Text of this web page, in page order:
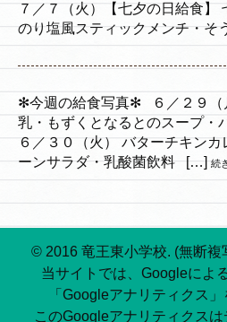
７／７（火）【七夕の日給食】
のり塩風スティックメンチ・そ
✻今週の給食写真✻ ６／２９（
乳・もずくとなるとのスープ・
６／３０（火） バターチキン
ーンサラダ・乳酸菌飲料 […] 続
© 2016 竜王東小学校. (無断複
当サイトでは、Googleによ
「Googleアナリティクス
このGoogleアナリティクス